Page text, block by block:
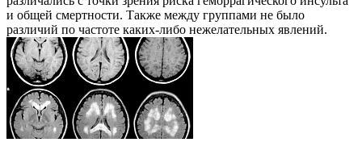
и общей смертности. Также между группами не было
различий по частоте каких-либо нежелательных явлений.